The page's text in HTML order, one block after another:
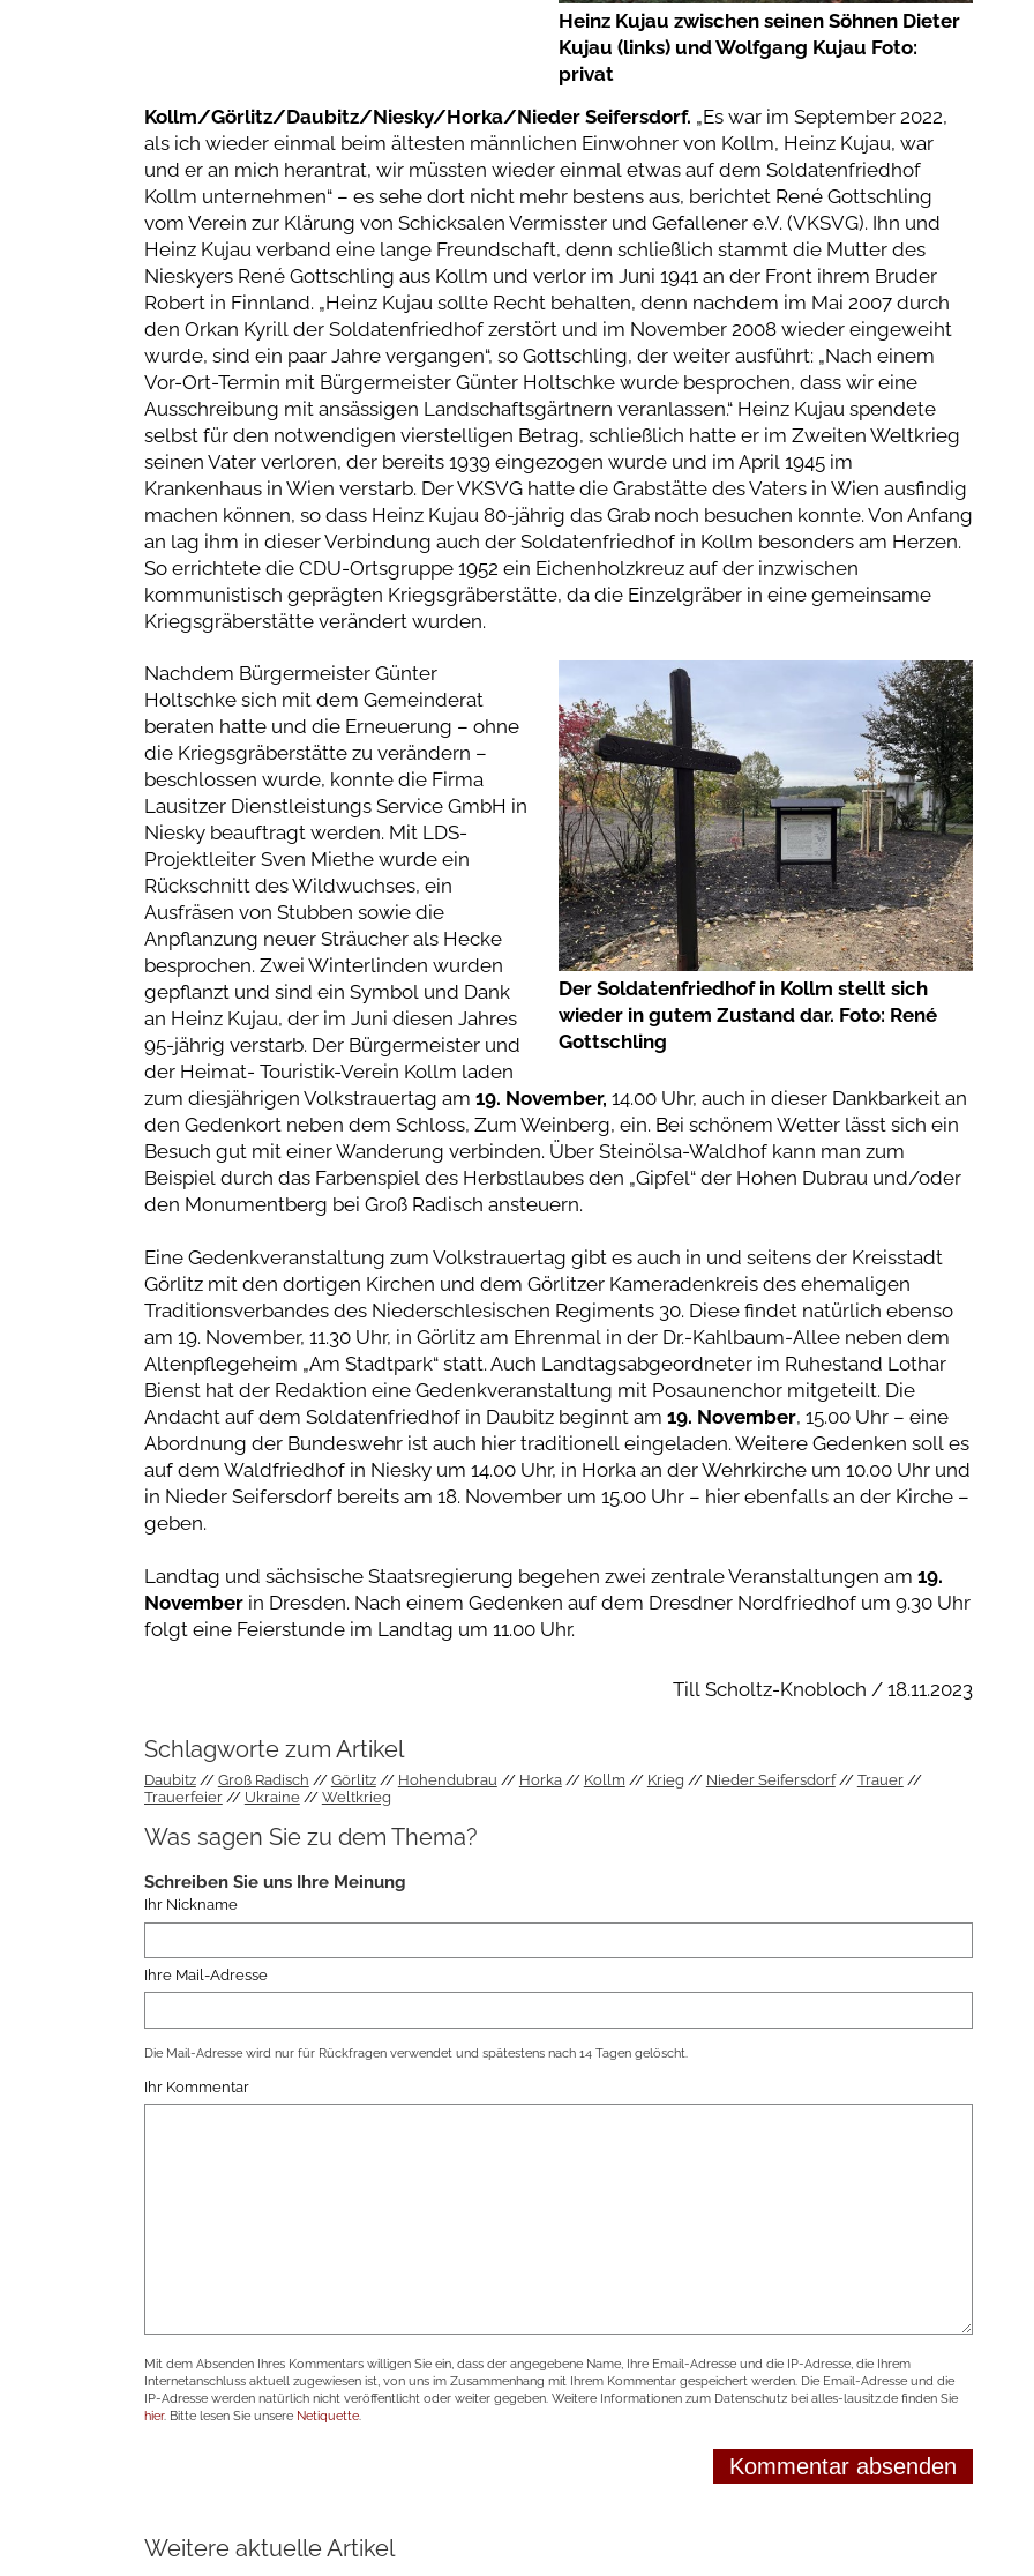
Heinz Kujau zwischen seinen Söhnen Dieter
Kujau (links) und Wolfgang Kujau Foto:
privat
Kollm/Görlitz/Daubitz/Niesky/Horka/Nieder Seifersdorf. „Es war im September 2022,
als ich wieder einmal beim ältesten männlichen Einwohner von Kollm, Heinz Kujau, war
und er an mich herantrat, wir müssten wieder einmal etwas auf dem Soldatenfriedhof
Kollm unternehmen“ – es sehe dort nicht mehr bestens aus, berichtet René Gottschling
vom Verein zur Klärung von Schicksalen Vermisster und Gefallener e.V. (VKSVG). Ihn und
Heinz Kujau verband eine lange Freundschaft, denn schließlich stammt die Mutter des
Nieskyers René Gottschling aus Kollm und verlor im Juni 1941 an der Front ihrem Bruder
Robert in Finnland. „Heinz Kujau sollte Recht behalten, denn nachdem im Mai 2007 durch
den Orkan Kyrill der Soldatenfriedhof zerstört und im November 2008 wieder eingeweiht
wurde, sind ein paar Jahre vergangen“, so Gottschling, der weiter ausführt: „Nach einem
Vor-Ort-Termin mit Bürgermeister Günter Holtschke wurde besprochen, dass wir eine
Ausschreibung mit ansässigen Landschaftsgärtnern veranlassen.“ Heinz Kujau spendete
selbst für den notwendigen vierstelligen Betrag, schließlich hatte er im Zweiten Weltkrieg
seinen Vater verloren, der bereits 1939 eingezogen wurde und im April 1945 im
Krankenhaus in Wien verstarb. Der VKSVG hatte die Grabstätte des Vaters in Wien ausfindig
machen können, so dass Heinz Kujau 80-jährig das Grab noch besuchen konnte. Von Anfang
an lag ihm in dieser Verbindung auch der Soldatenfriedhof in Kollm besonders am Herzen.
So errichtete die CDU-Ortsgruppe 1952 ein Eichenholzkreuz auf der inzwischen
kommunistisch geprägten Kriegsgräberstätte, da die Einzelgräber in eine gemeinsame
Kriegsgräberstätte verändert wurden.
Der Soldatenfriedhof in Kollm stellt sich
wieder in gutem Zustand dar. Foto: René
Gottschling
Nachdem Bürgermeister Günter
Holtschke sich mit dem Gemeinderat
beraten hatte und die Erneuerung – ohne
die Kriegsgräberstätte zu verändern –
beschlossen wurde, konnte die Firma
Lausitzer Dienstleistungs Service GmbH in
Niesky beauftragt werden. Mit LDS-
Projektleiter Sven Miethe wurde ein
Rückschnitt des Wildwuchses, ein
Ausfräsen von Stubben sowie die
Anpflanzung neuer Sträucher als Hecke
besprochen. Zwei Winterlinden wurden
gepflanzt und sind ein Symbol und Dank
an Heinz Kujau, der im Juni diesen Jahres
95-jährig verstarb. Der Bürgermeister und
der Heimat- Touristik-Verein Kollm laden
zum diesjährigen Volkstrauertag am 19. November, 14.00 Uhr, auch in dieser Dankbarkeit an
den Gedenkort neben dem Schloss, Zum Weinberg, ein. Bei schönem Wetter lässt sich ein
Besuch gut mit einer Wanderung verbinden. Über Steinölsa-Waldhof kann man zum
Beispiel durch das Farbenspiel des Herbstlaubes den „Gipfel“ der Hohen Dubrau und/oder
den Monumentberg bei Groß Radisch ansteuern.
Eine Gedenkveranstaltung zum Volkstrauertag gibt es auch in und seitens der Kreisstadt
Görlitz mit den dortigen Kirchen und dem Görlitzer Kameradenkreis des ehemaligen
Traditionsverbandes des Niederschlesischen Regiments 30. Diese findet natürlich ebenso
am 19. November, 11.30 Uhr, in Görlitz am Ehrenmal in der Dr.-Kahlbaum-Allee neben dem
Altenpflegeheim „Am Stadtpark“ statt. Auch Landtagsabgeordneter im Ruhestand Lothar
Bienst hat der Redaktion eine Gedenkveranstaltung mit Posaunenchor mitgeteilt. Die
Andacht auf dem Soldatenfriedhof in Daubitz beginnt am 19. November, 15.00 Uhr – eine
Abordnung der Bundeswehr ist auch hier traditionell eingeladen. Weitere Gedenken soll es
auf dem Waldfriedhof in Niesky um 14.00 Uhr, in Horka an der Wehrkirche um 10.00 Uhr und
in Nieder Seifersdorf bereits am 18. November um 15.00 Uhr – hier ebenfalls an der Kirche –
geben.
Landtag und sächsische Staatsregierung begehen zwei zentrale Veranstaltungen am 19.
Novemberin Dresden. Nach einem Gedenken auf dem Dresdner Nordfriedhof um 9.30 Uhr
folgt eine Feierstunde im Landtag um 11.00 Uhr.
Till Scholtz-Knobloch / 18.11.2023
Schlagworte zum Artikel
Daubitz Groß Radisch Görlitz Hohendubrau Horka Kollm Krieg Nieder Seifersdorf
Trauer
Trauerfeier
Ukraine Weltkrieg
Was sagen Sie zu dem Thema?
Schreiben Sie uns Ihre Meinung
Ihr Nickname
Ihre Mail-Adresse
Die Mail-Adresse wird nur für Rückfragen verwendet und spätestens nach 14 Tagen gelöscht.
Ihr Kommentar
Mit dem Absenden Ihres Kommentars willigen Sie ein, dass der angegebene Name, Ihre Email-Adresse und die IP-Adresse, die Ihrem
Internetanschluss aktuell zugewiesen ist, von uns im Zusammenhang mit Ihrem Kommentar gespeichert werden. Die Email-Adresse und die
IP-Adresse werden natürlich nicht veröffentlicht oder weiter gegeben. Weitere Informationen zum Datenschutz bei alles-lausitz.de finden Sie
hier. Bitte lesen Sie unsere Netiquette.
Weitere aktuelle Artikel